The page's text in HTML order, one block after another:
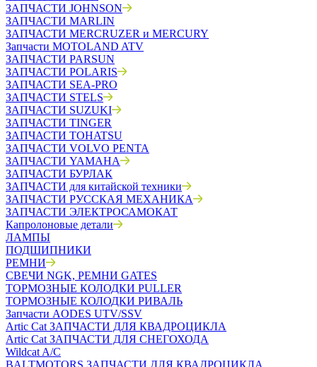
ЗАПЧАСТИ JOHNSON
ЗАПЧАСТИ MARLIN
ЗАПЧАСТИ MERCRUZER и MERCURY
Запчасти MOTOLAND ATV
ЗАПЧАСТИ PARSUN
ЗАПЧАСТИ POLARIS
ЗАПЧАСТИ SEA-PRO
ЗАПЧАСТИ STELS
ЗАПЧАСТИ SUZUKI
ЗАПЧАСТИ TINGER
ЗАПЧАСТИ TOHATSU
ЗАПЧАСТИ VOLVO PENTA
ЗАПЧАСТИ YAMAHA
ЗАПЧАСТИ БУРЛАК
ЗАПЧАСТИ для китайской техники
ЗАПЧАСТИ РУССКАЯ МЕХАНИКА
ЗАПЧАСТИ ЭЛЕКТРОСАМОКАТ
Капролоновые детали
ЛАМПЫ
ПОДШИПНИКИ
РЕМНИ
СВЕЧИ NGK, РЕМНИ GATES
ТОРМОЗНЫЕ КОЛОДКИ PULLER
ТОРМОЗНЫЕ КОЛОДКИ РИВАЛЬ
Запчасти AODES UTV/SSV
Artic Cat ЗАПЧАСТИ ДЛЯ КВАДРОЦИКЛА
Artic Cat ЗАПЧАСТИ ДЛЯ СНЕГОХОДА
Wildcat A/C
BALTMOTORS ЗАПЧАСТИ ДЛЯ КВАДРОЦИКЛА